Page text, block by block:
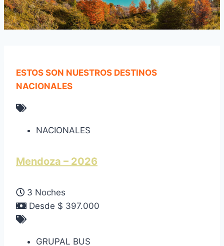
ESTOS SON NUESTROS DESTINOS
NACIONALES
NACIONALES
Mendoza – 2026
3 Noches
Desde $ 397.000
GRUPAL BUS